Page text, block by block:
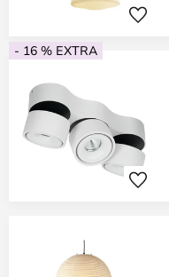
- 16 % EXTRA